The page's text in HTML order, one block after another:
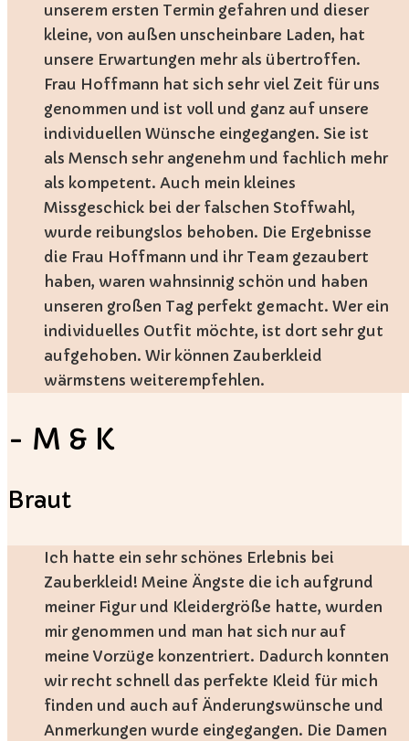
unserem ersten Termin gefahren und dieser
kleine, von außen unscheinbare Laden, hat
unsere Erwartungen mehr als übertroffen.
Frau Hoffmann hat sich sehr viel Zeit für uns
genommen und ist voll und ganz auf unsere
individuellen Wünsche eingegangen. Sie ist
als Mensch sehr angenehm und fachlich mehr
als kompetent. Auch mein kleines
Missgeschick bei der falschen Stoffwahl,
wurde reibungslos behoben. Die Ergebnisse
die Frau Hoffmann und ihr Team gezaubert
haben, waren wahnsinnig schön und haben
unseren großen Tag perfekt gemacht. Wer ein
individuelles Outfit möchte, ist dort sehr gut
aufgehoben. Wir können Zauberkleid
wärmstens weiterempfehlen.
- M & K
Braut
Ich hatte ein sehr schönes Erlebnis bei
Zauberkleid! Meine Ängste die ich aufgrund
meiner Figur und Kleidergröße hatte, wurden
mir genommen und man hat sich nur auf
meine Vorzüge konzentriert. Dadurch konnten
wir recht schnell das perfekte Kleid für mich
finden und auch auf Änderungswünsche und
Anmerkungen wurde eingegangen. Die Damen